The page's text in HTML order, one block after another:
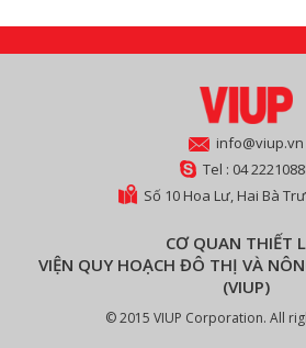
info@viup.vn
Tel : 04
Số 10 Hoa Lư, Hai Bà
CƠ QUAN THIẾT
VIỆN QUY HOẠCH ĐÔ THỊ VÀ
(VIUP)
© 2015 VIUP Corporation. All